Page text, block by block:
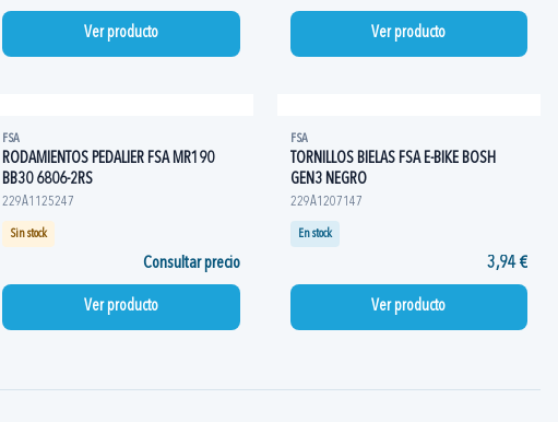
Ver producto Ver producto
FSA
RODAMIENTOS PEDALIER FSA MR190
BB30 6806-2RS
229A1125247
Sin stock
Consultar precio
Ver producto
FSA
TORNILLOS BIELAS FSA E-BIKE BOSH
GEN3 NEGRO
229A1207147
En stock
3,94 €
Ver producto